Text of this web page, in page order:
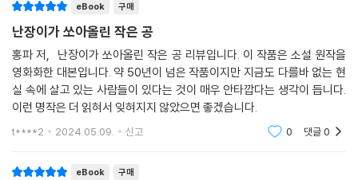
eBook 구매
난장이가 쏘아올린 작은 공
홍파 저, 난장이가 쏘아올린 작은 공 리뷰입니다. 이 작품은 소설 원작을
영화화한 대본입니다. 약 50년이 넘은 작품이지만 지금도 다를바 없는 현
실 속에 살고 있는 사람들이 있다는 것이 매우 안타깝다는 생각이 듭니다.
이런 명작은 더 읽혀서 잊혀지지 않았으면 좋겠습니다.
t****2 2024.05.09. 신고 0 댓글0
eBook 구매